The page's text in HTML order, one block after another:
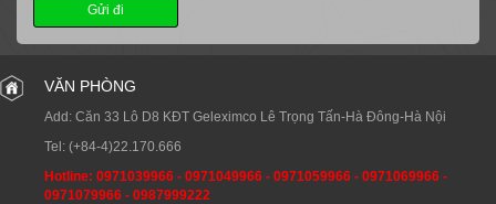
Gửi đi
VĂN PHÒNG
Add: Căn 33 Lô D8 KĐT Geleximco Lê Trọng Tấn-Hà Đông-Hà Nội
Tel: (+84-4)22.170.666
Hotline: 0971039966 - 0971049966 - 0971059966 - 0971069966 -
0971079966 - 0987999222